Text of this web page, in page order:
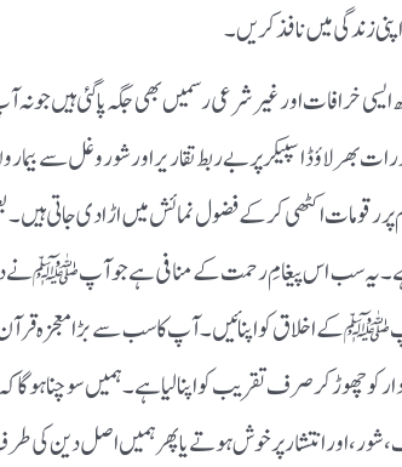
زندگی میں نافذ کریں۔
ایسی خرافات اور غیر شرعی رسمیں بھی جگہ پا گئی ہیں
بھر لاؤڈ اسپیکر پر بے ربط تقاریر اور شور و غل سے
پر رقومات اکٹھی کر کے فضول نمائش میں اڑا دی جاتی
جاتا ہے۔ یہ سب اس پیغامِ رحمت کے منافی ہے جو آپ ﷺ نے
ﷺ کے اخلاق کو اپنائیں۔ آپ کا سب سے بڑا معجزہ
کو چھوڑ کر صرف تقریب کو اپنا لیا ہے۔ ہمیں سوچنا
شور، اور انتشار پر خوش ہوتے یا پھر ہمیں اصل دین کی